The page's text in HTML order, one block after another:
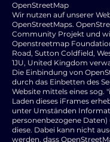
OpenStreetMap
Wir nutzen auf unserer
OpenStreetMaps.
Community Projekt und
Openstreetmap
Road, Sutton Coldfield,
1JU, United Kingdom
Die Einbindung von
durch das Einbetten des
Website mittels eines sog.
Laden dieses iFrames
unter Umständen
personenbezogene
diese. Dabei kann nicht
werden, dass